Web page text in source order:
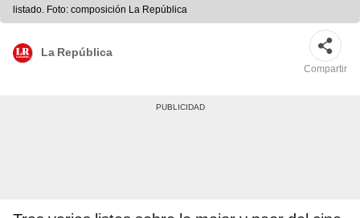
listado. Foto: composición La República
La República
Compartir